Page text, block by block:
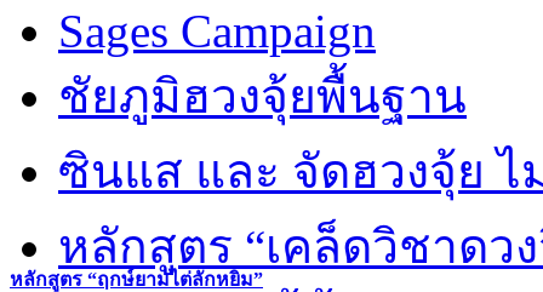
หลักสูตร “ฤกษ์ยามไต่ลักหยิ่ม”
Sages Campaign
ชัยภูมิฮวงจุ้ยพื้นฐาน
ซินแส และ จัดฮวงจุ้ย ไ
หลักสูตร “เคล็ดวิชาดว